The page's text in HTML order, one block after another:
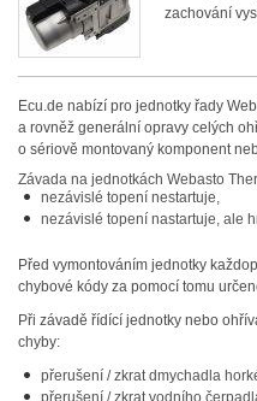
zachování
Ecu.de nabízí pro jednotky řady
a rovněž generální opravy celých
o sériově montovaný komponent
Závada na jednotkách Webasto
nezávislé topení nestartuje,
nezávislé topení nastartuje, ale
Před vymontováním jednotky
chybové kódy za pomocí tomu
Při závadě řídící jednotky nebo
chyby:
přerušení / zkrat dmychadla
přerušení / zkrat vodního